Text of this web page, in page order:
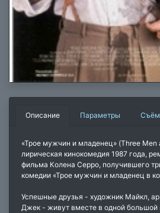
Описание Параметры
«Трое мужчин и младенец» (Three
лирическая кинокомедия 1987 года,
фильма Колена Серро, получившего
комедии «Трое мужчин и младенец в
Успешные друзья - художник Майкл,
Джек - живут вместе в одной большой